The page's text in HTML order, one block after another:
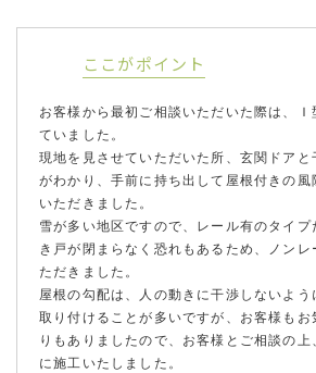
ここがポイント
お客様から最初ご相談いただいた際は、Ｉ
ていました。
現地を見させていただいた所、玄関ドアと
がわかり、手前に持ち出して屋根付きの風
いただきました。
雪が多い地区ですので、レール有のタイプ
き戸が閉まらなく恐れもあるため、ノン
ただきました。
屋根の勾配は、人の動きに干渉しないよう
取り付けることが多いですが、お客様もお
りもありましたので、お客様とご相談の上
に施工いたしました。